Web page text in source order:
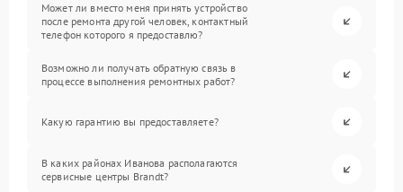
Может ли вместо меня принять устройство
после ремонта другой человек, контактный
телефон которого я предоставлю?
Возможно ли получать обратную связь в
процессе выполнения ремонтных работ?
Какую гарантию вы предоставляете?
В каких районах Иванова располагаются
сервисные центры Brandt?